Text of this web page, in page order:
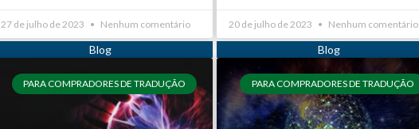
27 de julho de 2023 Nenhum comentário 20 de julho de 2023 Nenhum comentário
PARA COMPRADORES DE TRADUÇÃO PARA COMPRADORES DE TRADUÇÃO